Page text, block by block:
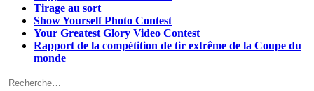
Tirage au sort
Show Yourself Photo Contest
Your Greatest Glory Video Contest
Rapport de la compétition de tir extrême de la Coupe du
monde